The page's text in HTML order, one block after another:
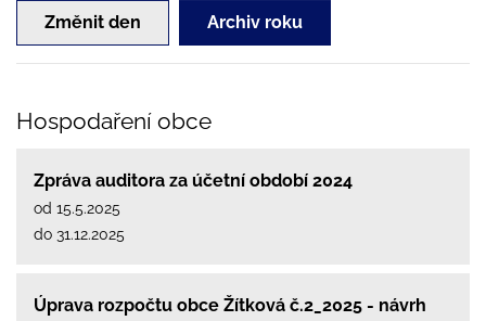
Změnit den Archiv roku
Hospodaření obce
Zpráva auditora za účetní období 2024
od 15.5.2025
do 31.12.2025
Úprava rozpočtu obce Žítková č.2_2025 - návrh